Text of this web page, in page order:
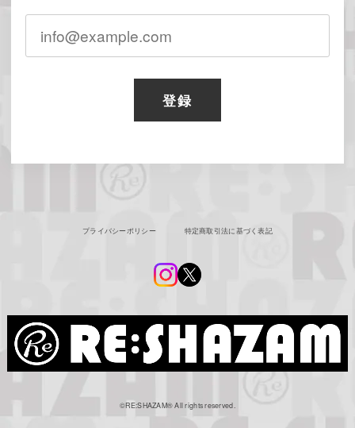
登録
プライバシーポリシー 特定商取引法に基づく表記
©︎RE:SHAZAM®︎ All rights reserved.